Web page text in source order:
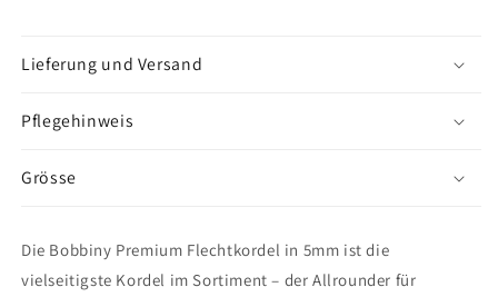
Lieferung und Versand
Pflegehinweis
Grösse
Die Bobbiny Premium Flechtkordel in 5mm ist die
vielseitigste Kordel im Sortiment – der Allrounder für